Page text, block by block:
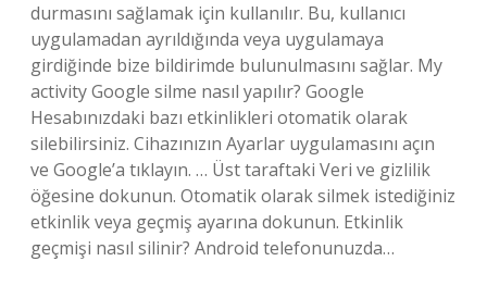
durmasını sağlamak için kullanılır. Bu, kullanıcı
uygulamadan ayrıldığında veya uygulamaya
girdiğinde bize bildirimde bulunulmasını sağlar. My
activity Google silme nasıl yapılır? Google
Hesabınızdaki bazı etkinlikleri otomatik olarak
silebilirsiniz. Cihazınızın Ayarlar uygulamasını açın
ve Google’a tıklayın. … Üst taraftaki Veri ve gizlilik
öğesine dokunun. Otomatik olarak silmek istediğiniz
etkinlik veya geçmiş ayarına dokunun. Etkinlik
geçmişi nasıl silinir? Android telefonunuzda…